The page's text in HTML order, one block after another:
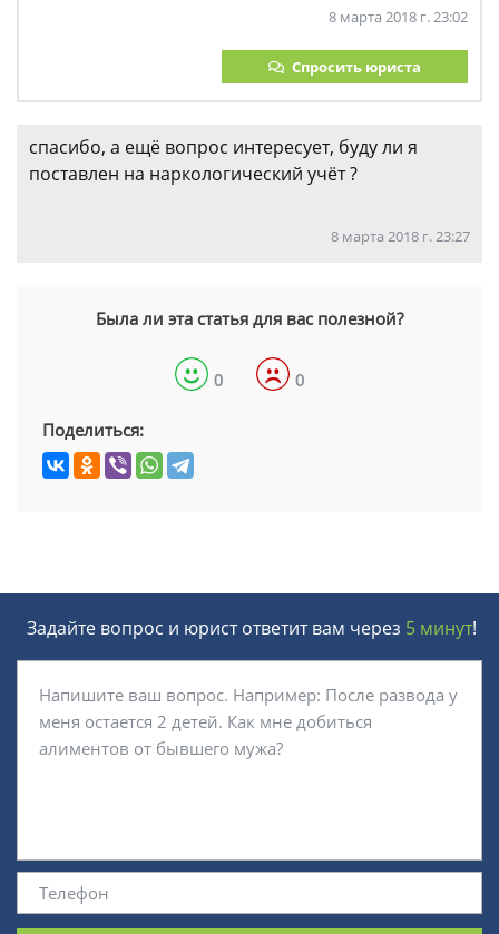
8 марта 2018 г. 23:02
Спросить юриста
спасибо, а ещё вопрос интересует, буду ли я
поставлен на наркологический учёт ?
8 марта 2018 г. 23:27
Была ли эта статья для вас полезной?
0 0
Поделиться:
Задайте вопрос и юрист ответит вам через 5 минут!